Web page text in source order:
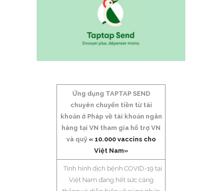
Ứng dụng TAPTAP SEND
chuyên chuyển tiền từ tài
khoản ở Pháp về tài khoản ngân
hàng tại VN tham gia hổ trợ VN
và quỹ « 10.000 vaccins cho
Việt Nam»
Tình hình dịch bệnh COVID-19 tại
Việt Nam đang hết sức căng